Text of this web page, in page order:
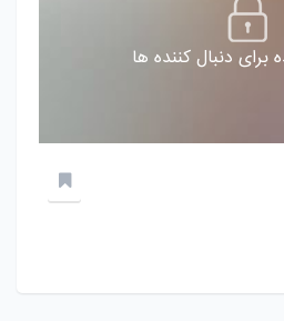
برای دنبال کننده ها